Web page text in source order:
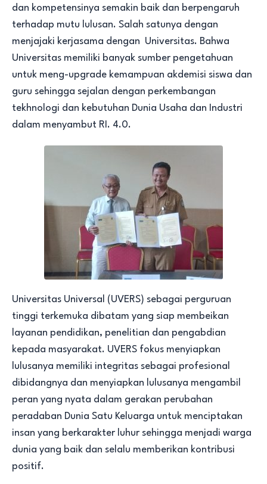
dan kompetensinya semakin baik dan berpengaruh
terhadap mutu lulusan. Salah satunya dengan
menjajaki kerjasama dengan Universitas. Bahwa
Universitas memiliki banyak sumber pengetahuan
untuk meng-upgrade kemampuan akdemisi siswa dan
guru sehingga sejalan dengan perkembangan
tekhnologi dan kebutuhan Dunia Usaha dan Industri
dalam menyambut RI. 4.0.
Universitas Universal (UVERS) sebagai perguruan
tinggi terkemuka dibatam yang siap membeikan
layanan pendidikan, penelitian dan pengabdian
kepada masyarakat. UVERS fokus menyiapkan
lulusanya memiliki integritas sebagai profesional
dibidangnya dan menyiapkan lulusanya mengambil
peran yang nyata dalam gerakan perubahan
peradaban Dunia Satu Keluarga untuk menciptakan
insan yang berkarakter luhur sehingga menjadi warga
dunia yang baik dan selalu memberikan kontribusi
positif.